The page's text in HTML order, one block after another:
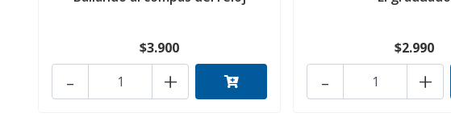
$3.900
+
-
$2.990
+
-